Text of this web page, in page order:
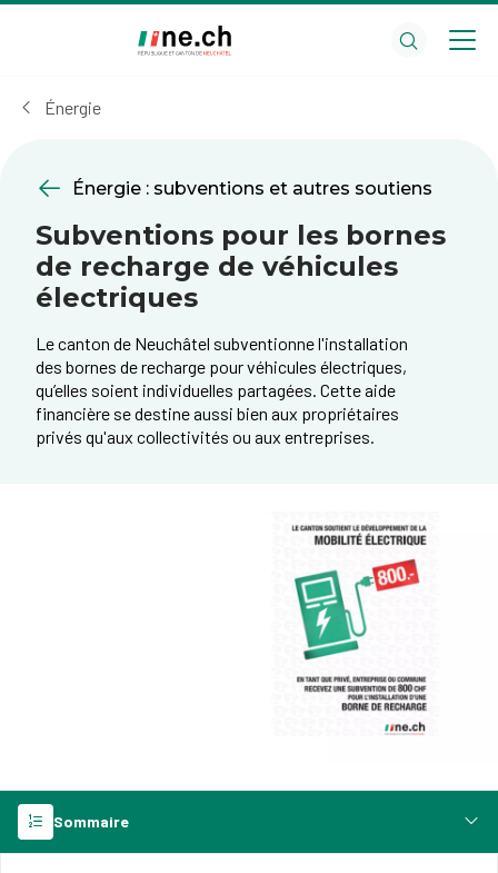
cookies
Énergie
Énergie : subventions et autres soutiens
Subventions pour les bornes
de recharge de véhicules
électriques
Le canton de Neuchâtel subventionne l'installation
des bornes de recharge pour véhicules électriques,
qu’elles soient individuelles partagées. Cette aide
financière se destine aussi bien aux propriétaires
privés qu'aux collectivités ou aux entreprises.
Sommaire